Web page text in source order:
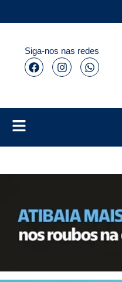
Siga-nos nas redes